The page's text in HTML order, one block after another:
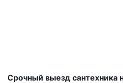
Срочный выезд сантехника